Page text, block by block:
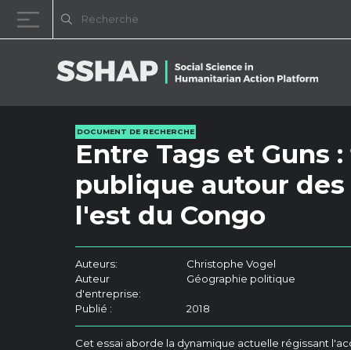
DOCUMENT DE RECHERCHE
Entre Tags et Guns
publique autour
l'est du Congo
Auteurs:
Christophe Vogel
Auteur
d'entreprise:
Géographie politique
Publié : 2018
Cet essai aborde la dynamique actuelle régissant